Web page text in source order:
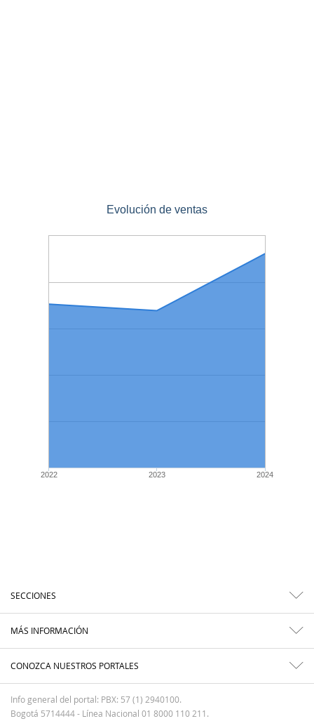
Evolución de ventas
2022 2023 2024
SECCIONES
MÁS INFORMACIÓN
CONOZCA NUESTROS PORTALES
Info general del portal: PBX: 57 (1) 2940100.
Bogotá 5714444 - Línea Nacional 01 8000 110 211.